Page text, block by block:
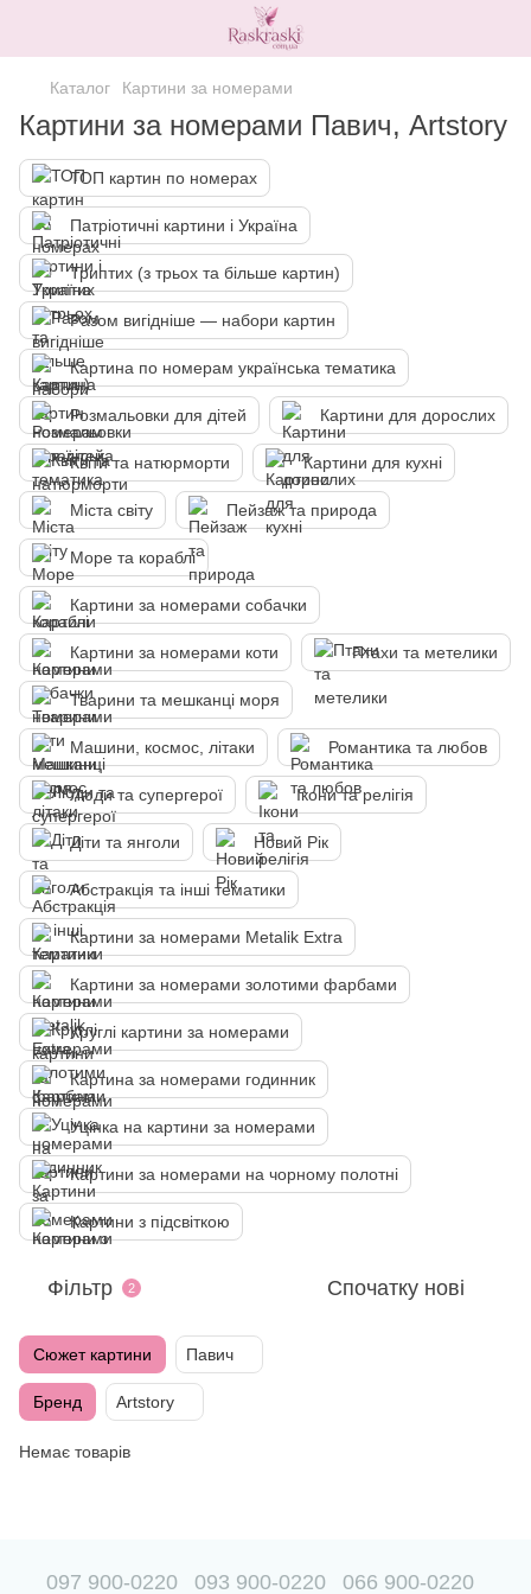
Каталог Картини за номерами
Картини за номерами Павич, Artstory
ТОП картин по номерах
Патріотичні картини і Україна
Триптих (з трьох та більше картин)
Разом вигідніше — набори картин
Картина по номерам українська тематика
Розмальовки для дітей Картини для дорослих
Квіти та натюрморти Картини для кухні
Міста світу Пейзаж та природа
Море та кораблі
Картини за номерами собачки
Картини за номерами коти Птахи та метелики
Тварини та мешканці моря
Машини, космос, літаки Романтика та любов
Люди та супергерої Ікони та релігія
Діти та янголи Новий Рік
Абстракція та інші тематики
Картини за номерами Metalik Extra
Картини за номерами золотими фарбами
Круглі картини за номерами
Картина за номерами годинник
Уцінка на картини за номерами
Картини за номерами на чорному полотні
Картини з підсвіткою
Фільтр 2 Спочатку нові
Сюжет картини Павич
Бренд Artstory
Немає товарів
097 900-0220 093 900-0220 066 900-0220